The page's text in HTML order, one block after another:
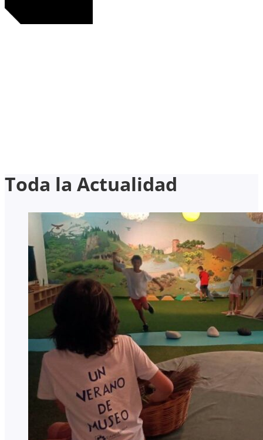
Toda la Actualidad